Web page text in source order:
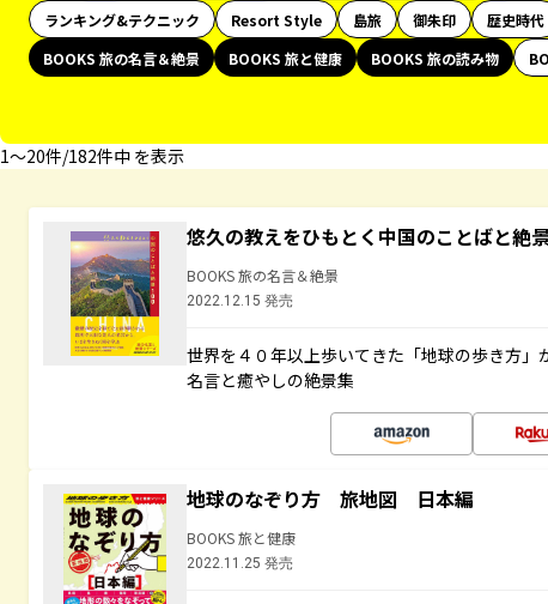
ランキング&テクニック
Resort Style 島旅 御朱印 歴史時代
BOOKS 旅の名言＆絶景
BOOKS 旅と健康 BOOKS 旅の読み物
1〜20件/182件中 を表示
悠久の教えをひもとく中国のことばと絶
BOOKS 旅の名言＆絶景
2022.12.15 発売
世界を４０年以上歩いてきた「地球の歩き方
名言と癒やしの絶景集
地球のなぞり方 旅地図 日本編
BOOKS 旅と健康
2022.11.25 発売